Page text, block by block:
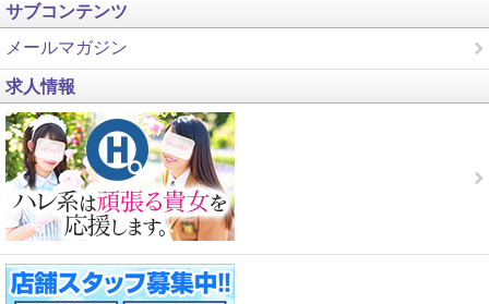
サブコンテンツ
メールマガジン
求人情報